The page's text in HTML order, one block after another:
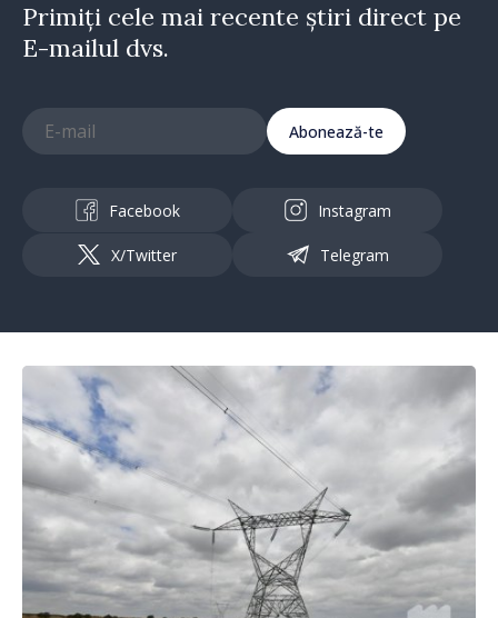
Primiți cele mai recente știri direct pe
E-mailul dvs.
Abonează-te
Facebook Instagram
X/Twitter Telegram